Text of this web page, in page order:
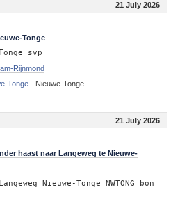
21 July 2026
Tonge
svp
Rijnmond
Tonge- Nieuwe-Tonge
21 July 2026
haast naar Langeweg te Nieuwe-
Nieuwe-Tonge NWTONG bon